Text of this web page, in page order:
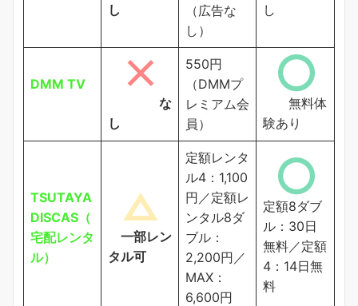
し
（広告な
し）
し
DMM TV
な
し
550円
（DMMプ
レミアム会
員）
無料体
験あり
TSUTAYA
DISCAS（
宅配レンタ
ル）
一部レン
タル可
定額レンタ
ル4：1,100
円／定額レ
ンタル8ダ
ブル：
2,200円／
MAX：
6,600円
定額8ダブ
ル：30日
無料／定額
4：14日無
料